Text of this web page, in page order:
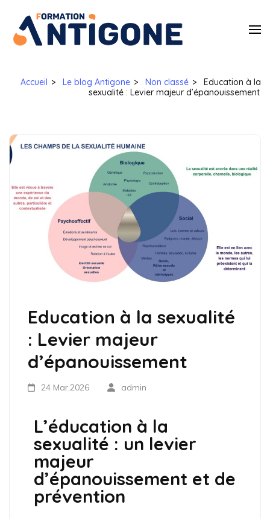
Antigone
Egalité des droits
et sexuelles
Accueil > Le blog Antigone > Non classé >
Education à la
sexualité : Levier majeur d’épanouissement
Education à la sexualité
: Levier majeur
d’épanouissement
24 Mar,2026 admin
L’éducation à la
sexualité : un levier
majeur
d’épanouissement et de
prévention